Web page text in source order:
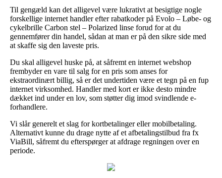
Til gengæld kan det alligevel være lukrativt at besigtige nogle
forskellige internet handler efter rabatkoder på Evolo – Løbe- og
cykelbrille Carbon stel – Polarized linse forud for at du
gennemfører din handel, sådan at man er på den sikre side med
at skaffe sig den laveste pris.
Du skal alligevel huske på, at såfremt en internet webshop
frembyder en vare til salg for en pris som anses for
ekstraordinært billig, så er det undertiden være et tegn på en fup
internet virksomhed. Handler med kort er ikke desto mindre
dækket ind under en lov, som støtter dig imod svindlende e-
forhandlere.
Vi slår generelt et slag for kortbetalinger eller mobilbetaling.
Alternativt kunne du drage nytte af et afbetalingstilbud fra fx
ViaBill, såfremt du efterspørger at afdrage regningen over en
periode.